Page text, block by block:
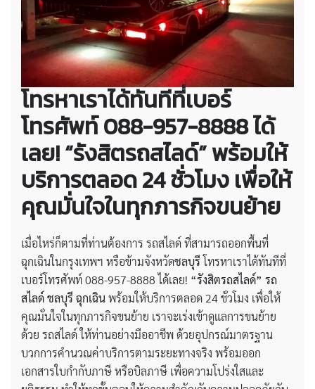
โทรหาเราได้ทันทีที่เบอร์
โทรศัพท์ 088-957-8888 ได้
เลย! “รังสิตรถสไลด์” พร้อมให้
บริการตลอด 24 ชั่วโมง เพื่อให้
คุณมั่นใจในทุกภารกิจขนย้าย
เมื่อไหร่ก็ตามที่ท่านต้องการ รถสไลด์ ที่สามารถออกพื้นที่
ฉุกเฉินในกรุงเทพฯ หรือข้ามจังหวัดชลบุรี โทรหาเราได้ทันทีที่
เบอร์โทรศัพท์ 088-957-8888 ได้เลย! “รังสิตรถสไลด์” รถ
สไลด์ ชลบุรี ฉุกเฉินพร้อมให้บริการตลอด 24 ชั่วโมง เพื่อให้
คุณมั่นใจในทุกภารกิจขนย้าย เราจะเร่งเข้าดูแลการขนย้าย
ด้วย รถสไลด์ ให้ท่านอย่างมืออาชีพ ด้วยอุปกรณ์มาตรฐาน
บวกการคำนวณค่าบริการตามระยะทางจริง พร้อมออก
เอกสารใบกำกับภาษี หรือบิลภาษี เพื่อความโปร่งใสและ